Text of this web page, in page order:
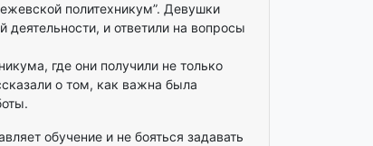
политехникум”. Девушки
и ответили на вопросы
где они получили не только
о том, как важна была
обучение и не бояться задавать